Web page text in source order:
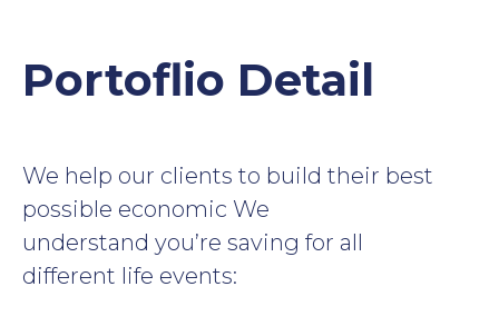
Portoflio Detail
We help our clients to build their best
possible economic We
understand you’re saving for all
different life events: